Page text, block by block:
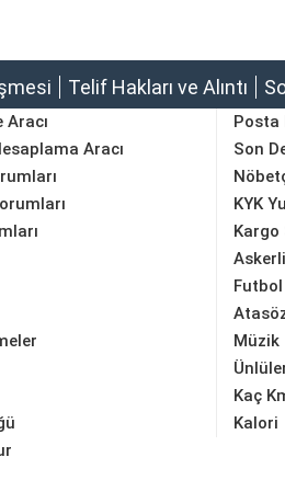
Telif Hakları ve Alıntı
Aracı
Posta
Son
KYK
Kargo
Futbol
Müzik
Kaç
Kalori